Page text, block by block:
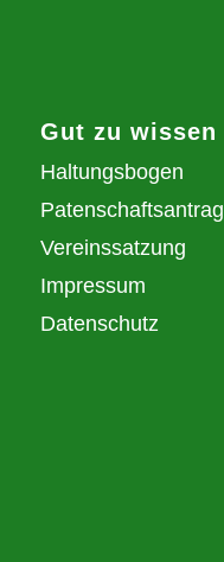
Gut zu wissen
Haltungsbogen
Patenschaftsantrag
Vereinssatzung
Impressum
Datenschutz